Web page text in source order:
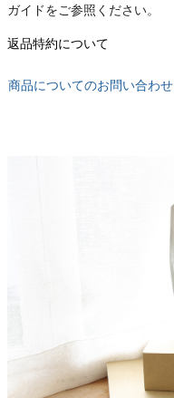
ガイドをご参照ください。
返品特約について
商品についてのお問い合わせ